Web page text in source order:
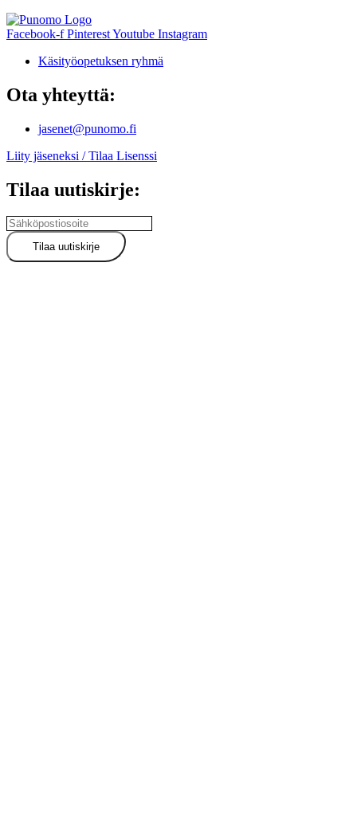
Facebook-f PinterestYoutube Instagram
Käsityöopetuksen ryhmä
Ota yhteyttä:
jasenet@punomo.fi
Liity jäseneksi / Tilaa Lisenssi
Tilaa uutiskirje: